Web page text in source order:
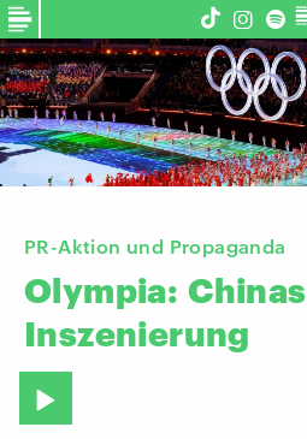
PR-Aktion und Propaganda
Olympia: Chinas
Inszenierung